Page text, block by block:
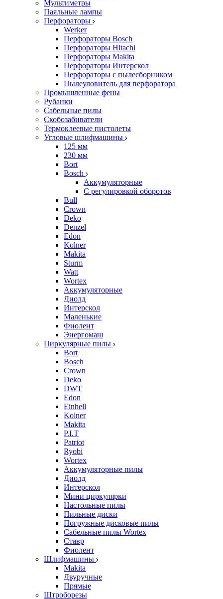
Мультиметры
Паяльные лампы
Перфораторы
Werker
Перфораторы Bosch
Перфораторы Hitachi
Перфораторы Makita
Перфораторы Интерскол
Перфораторы с пылесборником
Пылеуловитель для перфоратора
Промышленные фены
Рубанки
Сабельные пилы
Скобозабиватели
Термоклеевые пистолеты
Угловые шлифмашины
125 мм
230 мм
Bort
Bosch
Аккумуляторные
С регулировкой оборотов
Bull
Crown
Deko
Denzel
Edon
Kolner
Makita
Sturm
Watt
Wortex
Аккумуляторные
Диолд
Интерскол
Маленькие
Фиолент
Энергомаш
Циркулярные пилы
Bort
Bosch
Crown
Deko
DWT
Edon
Einhell
Kolner
Makita
P.I.T
Patriot
Ryobi
Wortex
Аккумуляторные пилы
Диолд
Интерскол
Мини циркулярки
Настольные пилы
Пильные диски
Погружные дисковые пилы
Сабельные пилы Wortex
Ставр
Фиолент
Шлифмашины
Makita
Двуручные
Прямые
Штроборезы